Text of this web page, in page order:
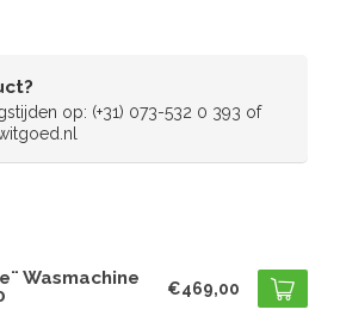
op: (+31) 073-532 0 393 of
Wasmachine
€469,00